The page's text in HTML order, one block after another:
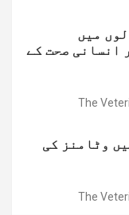
میں
انسانی صحت کے
The
وٹامنز کی
The